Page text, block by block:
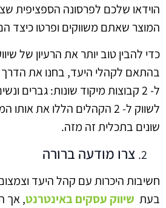
הוידאו שלכם לפרסונה הספציפית
המוצר שאתם משווקים ופרטו כיצד
כדי להבין טוב יותר את הרעיון של
בהתאם לקהלי היעד, בחנו את הדרך
ל- 2 קבוצות מיקוד שונות: גברים
לשווק ל- 2 הקהלים הללו את
שונים בתכלית זה מזה.
צרו מודעה ברורה
חשיבות היכרות עם קהל היעד
בעת שיווק עסקים באינטרנט, אך